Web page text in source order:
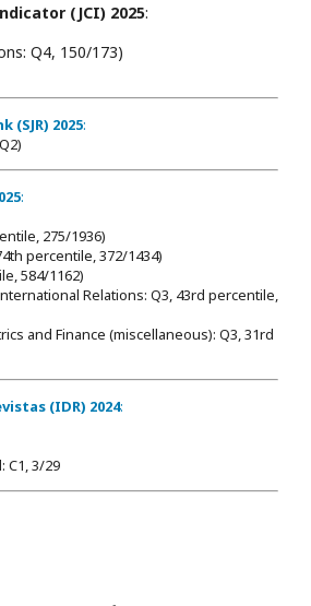
(JCI) 2025:
Q4, 150/173)
(SJR) 2025:
:
275/1936)
percentile, 372/1434)
584/1162)
Relations: Q3, 43rd percentile,
and Finance (miscellaneous): Q3, 31rd
(IDR) 2024:
C1, 3/29